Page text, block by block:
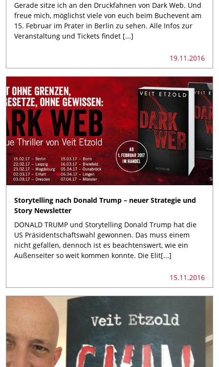
Gerade sitze ich an den Druckfahnen von Dark Web. Und
freue mich, möglichst viele von euch beim Buchevent am
15. Februar im Prater in Berlin zu sehen. Alle Infos zur
Veranstaltung und Tickets findet [...]
19.11.2016
Storytelling nach Donald Trump – neuer Strategie und
Story Newsletter
DONALD TRUMP und Storytelling Donald Trump hat die
US Präsidentschaftswahl gewonnen. Das muss einem
nicht gefallen, dennoch ist es beachtenswert, wie ein
Außenseiter so weit kommen konnte. Die Elit[...]
15.11.2016